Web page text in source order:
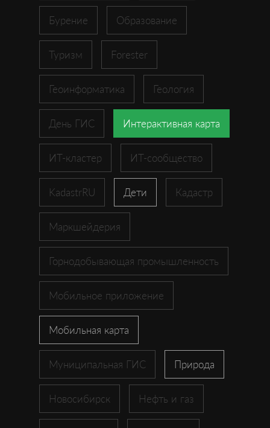
Бурение Образование
Туризм Forester
Геоинформатика Геология
День ГИС Интерактивная карта
ИТ-кластер ИТ-сообщество
KadastrRU Дети Кадастр
Маркшейдерия
Горнодобывающая промышленность
Мобильное приложение
Мобильная карта
Муниципальная ГИС Природа
Новосибирск Нефть и газ